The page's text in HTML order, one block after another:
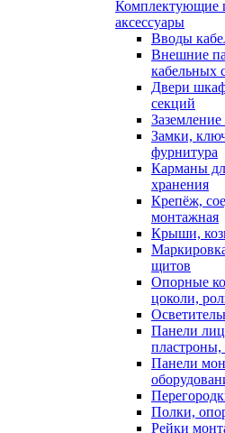
Комплектующие
аксессуары
Вводы
Внешние
кабельных
Двери
секций
Замки,
фурнитура
Карманы
хранения
Крепёж,
монтажная
Крыши,
щитов
Опорные
цоколи,
Панели
пластроны,
Панели
Полки,
Рейки